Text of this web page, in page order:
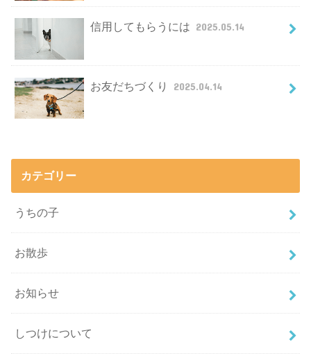
信用してもらうには 2025.05.14
お友だちづくり 2025.04.14
カテゴリー
うちの子
お散歩
お知らせ
しつけについて